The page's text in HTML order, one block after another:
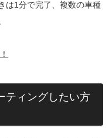
は1分で完了、複数の車種
ティングしたい方